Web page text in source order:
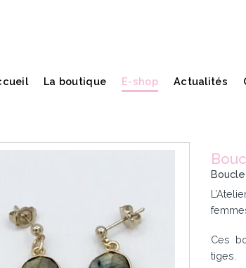
La boutique E-shop Actualités
Ces
tiges.